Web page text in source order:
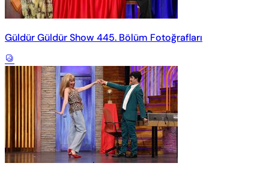
Güldür Güldür Show 445. Bölüm Fotoğrafları